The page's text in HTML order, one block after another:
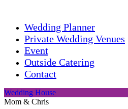
Wedding Planner
Private Wedding Venues
Event
Outside Catering
Contact
Wedding House
Mom & Chris